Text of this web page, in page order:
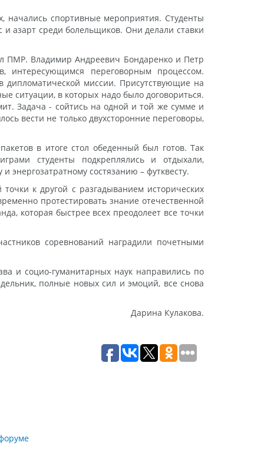
начались спортивные мероприятия. Студенты
и азарт среди болельщиков. Они делали ставки
ПМР. Владимир Андреевич Бондаренко и Петр
интересующимся переговорным процессом.
дипломатической миссии. Присутствующие на
ситуации, в которых надо было договориться.
Задача - сойтись на одной и той же сумме и
вести не только двухсторонние переговоры,
в итоге стол обеденный был готов. Так
студенты подкреплялись и отдыхали,
энергозатратному состязанию – футквесту.
к другой с разгадыванием исторических
протестировать знание отечественной
которая быстрее всех преодолеет все точки
соревнований наградили почетными
и социо-гуманитарных наук направились по
полные новых сил и эмоций, все снова
Дарина Кулакова.